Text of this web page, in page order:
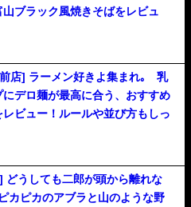
ラック風焼きそばをレビュ
店] ラーメン好きよ集まれ｡ 乳
デロ麺が最高に合う、おすすめ
ビュー！ルールや並び方もしっ
どうしても二郎が頭から離れな
カピカのアブラと山のような野